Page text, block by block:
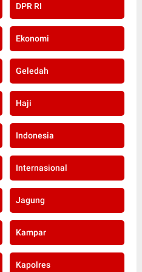
DPR RI
Ekonomi
Geledah
Haji
Indonesia
Internasional
Jagung
Kampar
Kapolres